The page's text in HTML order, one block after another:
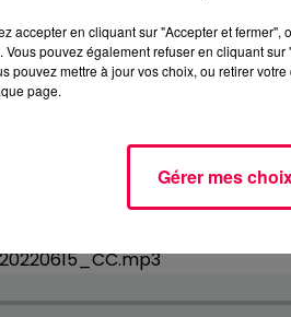
accepter en cliquant sur "Accepter et
Vous pouvez également refuser en cliquant
pouvez mettre à jour vos choix, ou retirer
page.
Gérer mes